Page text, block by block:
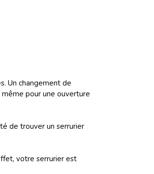
Un changement de
pour une ouverture
de trouver un serrurier
votre serrurier est